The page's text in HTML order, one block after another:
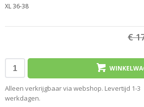
XL 36-38
€
Alleen verkrijgbaar via webshop. Levertijd 1-3
werkdagen.